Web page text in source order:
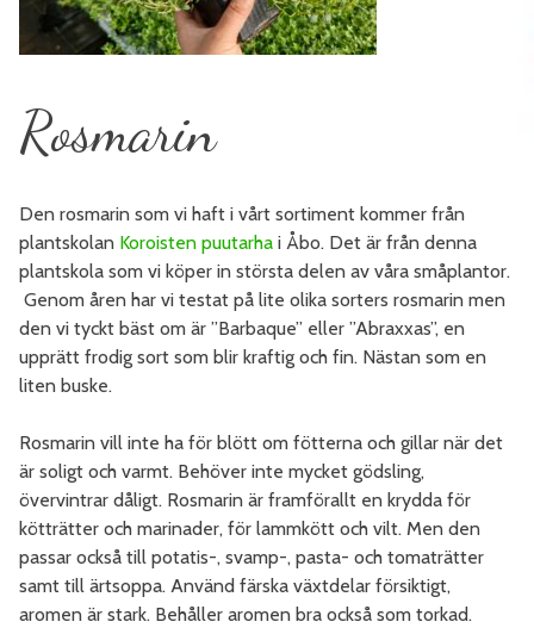
Rosmarin
Den rosmarin som vi haft i vårt sortiment kommer från
plantskolan Koroisten puutarhai Åbo. Det är från denna
plantskola som vi köper in största delen av våra småplantor.
Genom åren har vi testat på lite olika sorters rosmarin men
den vi tyckt bäst om är ”Barbaque” eller ”Abraxxas”, en
upprätt frodig sort som blir kraftig och fin. Nästan som en
liten buske.
Rosmarin vill inte ha för blött om fötterna och gillar när det
är soligt och varmt. Behöver inte mycket gödsling,
övervintrar dåligt. Rosmarin är framförallt en krydda för
kötträtter och marinader, för lammkött och vilt. Men den
passar också till potatis-, svamp-, pasta- och tomaträtter
samt till ärtsoppa. Använd färska växtdelar försiktigt,
aromen är stark. Behåller aromen bra också som torkad.